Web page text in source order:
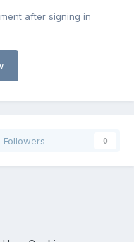
after signing in
Followers 0